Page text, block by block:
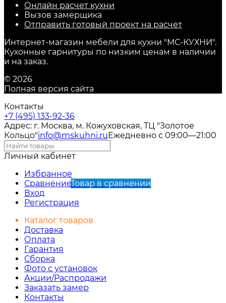
Онлайн расчет кухни
Вызов замерщика
Отправить готовый проект на расчет
Интернет-магазин мебели для кухни "МС-КУХНИ".
Кухонные гарнитуры по низким ценам в наличии
и на заказ.
© 2026
Полная версия сайта
Контакты
+7 (495) 133-92-36
Адрес: г. Москва, м. Кожуховская, ТЦ "Золотое
Кольцо"info@mskuhni.ru Ежедневно с 09:00—21:00
Личный кабинет
Избранное
СравнениеТовар в сравнении
Вход
Регистрация
Каталог товаров
Доставка
Оплата
Гарантия
Сборка
Фото с установок
Акции/Распродажи
Заказать замер
Контакты